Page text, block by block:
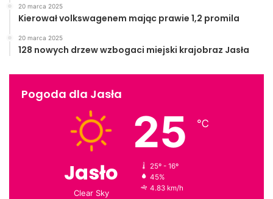
20 marca 2025
Kierował volkswagenem mając prawie 1,2 promila
20 marca 2025
128 nowych drzew wzbogaci miejski krajobraz Jasła
Pogoda dla Jasła
Jasło
Clear Sky
25 ℃
25º - 16º
45%
4.83 km/h